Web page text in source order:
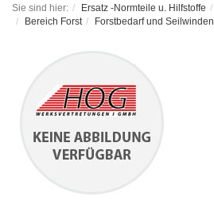
Sie sind hier: Ersatz -Normteile u. Hilfstoffe
Bereich Forst
Forstbedarf und Seilwinden